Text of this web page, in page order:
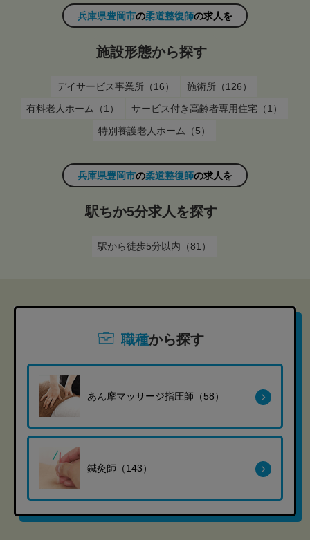
兵庫県豊岡市の柔道整復師の求人を
施設形態から探す
デイサービス事業所（16）
施術所（126）
有料老人ホーム（1）
サービス付き高齢者専用住宅（1）
特別養護老人ホーム（5）
兵庫県豊岡市の柔道整復師の求人を
駅ちか5分求人を探す
駅から徒歩5分以内（81）
職種から探す
あん摩マッサージ指圧師（58）
鍼灸師（143）